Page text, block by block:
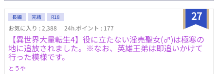
は、アレンを魔女扱いした上、聖女らしき男爵令嬢に現を抜かし
て婚約破棄の上スラム街に追放してしまう。 だが、王子は知らな
い。 アレンにも王位継承権があることを。 従者を一人連れてスラ
ムに行ったアレンは、イケメンでスパダリな従者に溺愛されなが
らスラムを改革していって……！？ *誤字報告ありがとうござい
ます！ *カエサル＝プレート 修正しました。
27
長編 完結 R18
お気に入り : 2,388 24h.ポイント : 177
【異世界大量転生4】役に立たない淫売聖女(♂)は極寒の
地に追放されました。※なお、英雄王弟は即追いかけて
行った模様です。
とうや